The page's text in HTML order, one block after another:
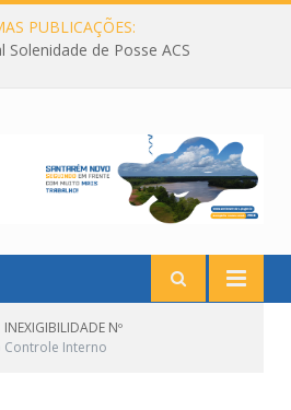
PUBLICAÇÕES:
Solenidade de Posse ACS
INEXIGIBILIDADE Nº
Controle Interno